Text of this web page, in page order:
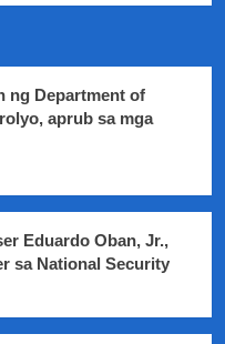
ng Department of
aprub sa mga
Eduardo Oban, Jr.,
sa National Security